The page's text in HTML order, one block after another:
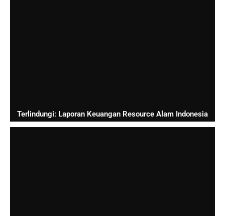
Terlindungi: Laporan Keuangan Resource Alam Indonesia